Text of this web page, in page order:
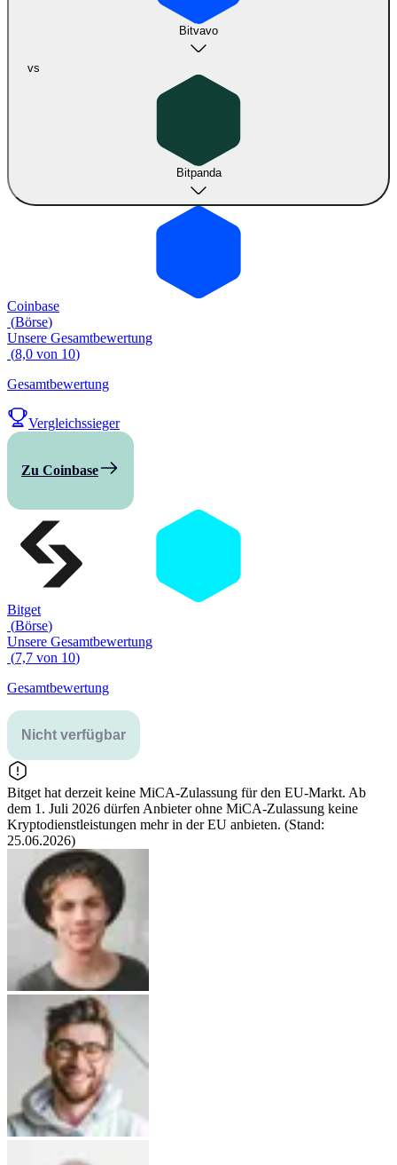
Bitvavo
vs
Bitpanda
Coinbase
(Börse)
Unsere Gesamtbewertung
(8,0 von 10)
Gesamtbewertung
Vergleichssieger
Zu Coinbase
Bitget
(Börse)
Unsere Gesamtbewertung
(7,7 von 10)
Gesamtbewertung
Nicht verfügbar
Bitget hat derzeit keine MiCA-Zulassung für den EU-Markt. Ab
dem 1. Juli 2026 dürfen Anbieter ohne MiCA-Zulassung keine
Kryptodienstleistungen mehr in der EU anbieten. (Stand:
25.06.2026)